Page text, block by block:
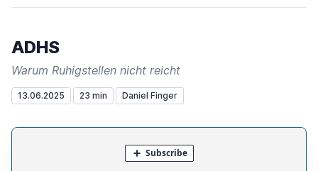
ADHS
Warum Ruhigstellen nicht reicht
13.06.2025 23 min Daniel Finger